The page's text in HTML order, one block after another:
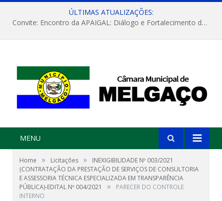
ÚLTIMAS ATUALIZAÇÕES:
Convite: Encontro da APAIGAL: Diálogo e Fortalecimento da Agricultura Familiar
MENU
Home » Licitações »
INEXIGIBILIDADE Nº 003/2021
(CONTRATAÇÃO DA PRESTAÇÃO DE SERVIÇOS DE CONSULTORIA
E ASSESSORIA TÉCNICA ESPECIALIZADA EM TRANSPARÊNCIA
PÚBLICA)-EDITAL Nº 004/2021
»
PARECER DO CONTROLE
INTERNO